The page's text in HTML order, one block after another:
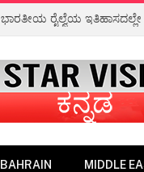
ಭಾರತೀಯ ರೈಲ್ವೆಯ
BAHRAIN MIDDLE